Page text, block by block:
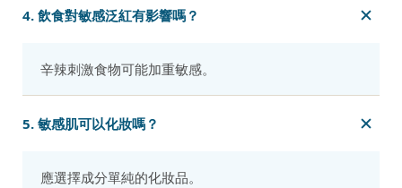
4. 飲食對敏感泛紅有影響嗎？
辛辣刺激食物可能加重敏感。
5. 敏感肌可以化妝嗎？
應選擇成分單純的化妝品。